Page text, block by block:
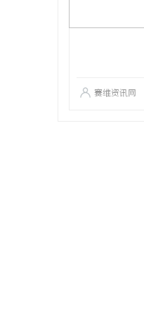
赛维资讯网